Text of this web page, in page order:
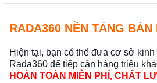
RADA360 NỀN TẢNG BÁN
Hiện tại, bạn có thể đưa cơ sở
Rada360 để tiếp cận hàng triệu
HOÀN TOÀN MIỄN PHÍ, CHẤT